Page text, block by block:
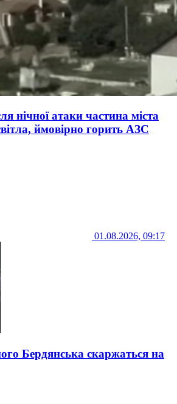
нічної атаки частина міста
ймовірно горить АЗС
01.08.2026, 09:17
Бердянська скаржаться на